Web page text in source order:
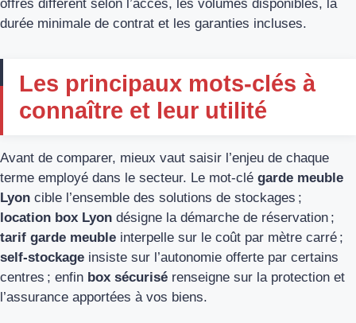
offres diffèrent selon l’accès, les volumes disponibles, la
durée minimale de contrat et les garanties incluses.
Les principaux mots-clés à
connaître et leur utilité
Avant de comparer, mieux vaut saisir l’enjeu de chaque
terme employé dans le secteur. Le mot-clé garde meuble
Lyon cible l’ensemble des solutions de stockages ;
location box Lyon désigne la démarche de réservation ;
tarif garde meuble interpelle sur le coût par mètre carré ;
self-stockage insiste sur l’autonomie offerte par certains
centres ; enfin box sécurisé renseigne sur la protection et
l’assurance apportées à vos biens.